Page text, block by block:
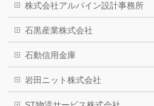
株式会社アルパイン設計事務所
石黒産業株式会社
石動信用金庫
岩田ニット株式会社